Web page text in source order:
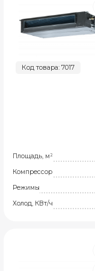
Код товара: 7017
Площадь, м²
Компрессор
Режимы
Холод, КВт/ч